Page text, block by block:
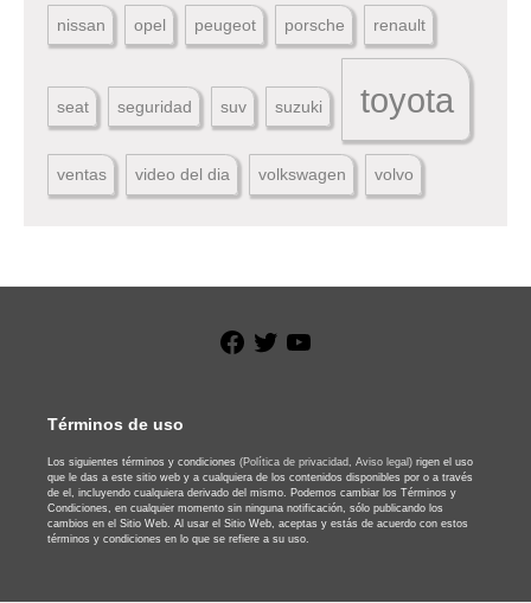
nissan opel peugeot porsche renault
seat seguridad suv suzuki toyota
ventas video del dia volkswagen volvo
Facebook
Twitter
Términos de uso
Los siguientes términos y condiciones (Política de privacidad, Aviso legal) rigen el uso
que le das a este sitio web y a cualquiera de los contenidos disponibles por o a través
de el, incluyendo cualquiera derivado del mismo. Podemos cambiar los Términos y
Condiciones, en cualquier momento sin ninguna notificación, sólo publicando los
cambios en el Sitio Web. Al usar el Sitio Web, aceptas y estás de acuerdo con estos
términos y condiciones en lo que se refiere a su uso.